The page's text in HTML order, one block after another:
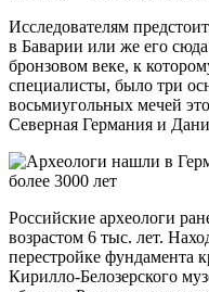
Исследователям
в Баварии или же его
бронзовом веке, к
специалисты, было три
восьмиугольных мечей
Северная Германия и
Российские археологи
возрастом 6 тыс. лет.
перестройке фундамента
Кирилло-Белозерского